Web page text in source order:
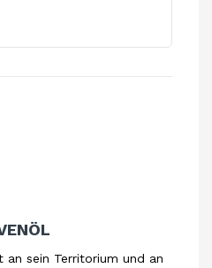
an sein Territorium und an